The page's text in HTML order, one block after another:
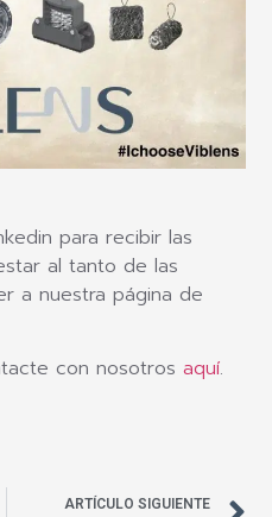
para recibir las
al tanto de las
a nuestra página de
con nosotrosaquí.
ARTÍCULO SIGUIENTE